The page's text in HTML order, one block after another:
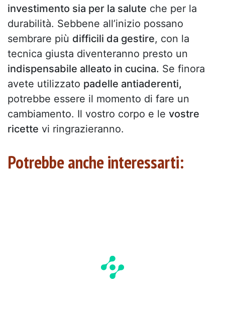
investimento sia per la salute che per la
durabilità. Sebbene all’inizio possano
sembrare più difficili da gestire, con la
tecnica giusta diventeranno presto un
indispensabile alleato in cucina. Se finora
avete utilizzato padelle antiaderenti,
potrebbe essere il momento di fare un
cambiamento. Il vostro corpo e le vostre
ricette vi ringrazieranno.
Potrebbe anche interessarti: